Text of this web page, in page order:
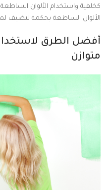
كخلفية واستخدام الألوان
الألوان الساطعة بحكمة لتضيف
أفضل الطرق
متوازن